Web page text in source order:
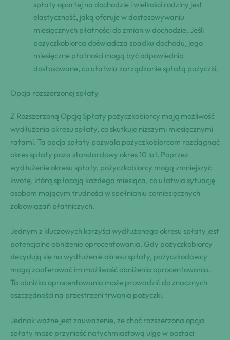
spłaty opartej na dochodzie i wielkości rodziny jest
elastyczność, jaką oferuje w dostosowywaniu
miesięcznych płatności do zmian w dochodzie. Jeśli
pożyczkobiorca doświadcza spadku dochodu, jego
miesięczne płatności mogą być odpowiednio
dostosowane, co ułatwia zarządzanie spłatą pożyczki.
Opcja rozszerzonej spłaty
Z Rozszerzoną Opcją Spłaty pożyczkobiorcy mają możliwość
wydłużenia okresu spłaty, co skutkuje niższymi miesięcznymi
ratami. Ta opcja spłaty pozwala pożyczkobiorcom rozciągnąć
okres spłaty poza standardowy okres 10 lat. Poprzez
wydłużenie okresu spłaty, pożyczkobiorcy mogą zmniejszyć
kwotę, którą spłacają każdego miesiąca, co ułatwia sytuację
osobom mającym trudności w spełnianiu comiesięcznych
zobowiązań płatniczych.
Jednym z kluczowych korzyści wydłużonego okresu spłaty jest
potencjalne obniżenie oprocentowania. Gdy pożyczkobiorcy
decydują się na wydłużenie okresu spłaty, pożyczkodawcy
mogą zaoferować im możliwość obniżenia oprocentowania.
Ta obniżka oprocentowania może prowadzić do znacznych
oszczędności na przestrzeni trwania pożyczki.
Jednak ważne jest zauważenie, że choć rozszerzona opcja
spłaty może przynieść natychmiastową ulgę w postaci